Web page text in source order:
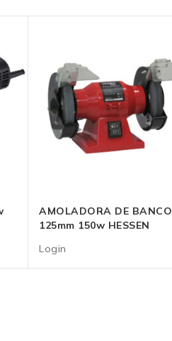
AMOLADORA DE BANCO 5″
125mm 150w HESSEN
Login